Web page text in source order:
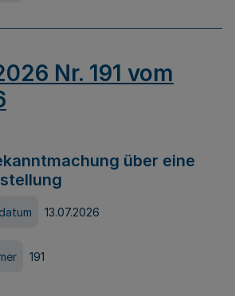
Nr. 191 vom
über eine
13.07.2026
191